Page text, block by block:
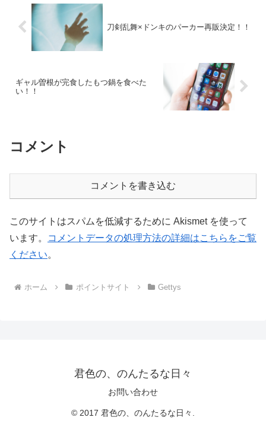
刀剣乱舞×ドンキのパーカー再販決定！！
ギャル曽根が完食したもつ鍋を食べた
い！！
コメント
コメントを書き込む
このサイトはスパムを低減するために Akismet を使って
います。
コメントデータの処理方法の詳細はこちらをご覧
ください。
ホーム ポイントサイト Gettys
君色の、のんたるな日々
お問い合わせ
© 2017 君色の、のんたるな日々.